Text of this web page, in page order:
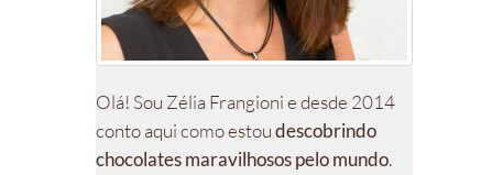
Olá! Sou Zélia Frangioni e desde 2014
conto aqui como estoudescobrindo
chocolates maravilhosos pelo mundo.